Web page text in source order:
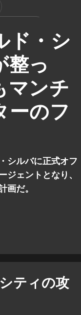
ド・シ
整っ
マンチ
ーのフ
シルバに正式オフ
ェントとなり、
だ。
ティの攻